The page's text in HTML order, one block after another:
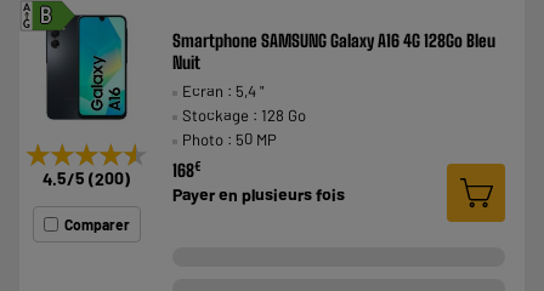
B
A
G
★★★★★
★★★★★
4.5/5 (200)
Comparer
Smartphone SAMSUNG Galaxy A16 4G 128Go Bleu
Nuit
Ecran : 5,4 "
Stockage : 128 Go
Photo : 50 MP
168€
Payer en plusieurs fois